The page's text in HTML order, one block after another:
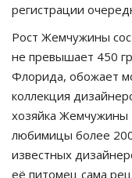
регистрации
Рост Жемчужины
не превышает 450
Флорида, обожает
коллекция
хозяйка Жемчужины
любимицы более
известных
её питомец сама